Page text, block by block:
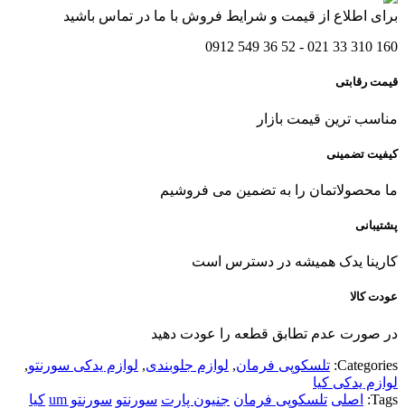
برای اطلاع از قیمت و شرایط فروش با ما در تماس باشید
160 310 33 021 - 52 36 549 0912
قیمت رقابتی
مناسب ترین قیمت بازار
کیفیت تضمینی
ما محصولاتمان را به تضمین می فروشیم
پشتیبانی
کارینا یدک همیشه در دسترس است
عودت کالا
در صورت عدم تطابق قطعه را عودت دهید
Categories: تلسکوپی فرمان, لوازم جلوبندی, لوازم یدکی سورنتو,
لوازم یدکی کیا
Tags:
اصلی تلسکوپی فرمان جنیون پارت سورنتو سورنتو um کیا